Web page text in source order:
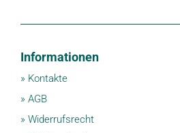
Informationen
» Kontakte
» AGB
» Widerrufsrecht